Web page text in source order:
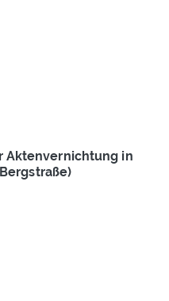
Aktenvernichtung in